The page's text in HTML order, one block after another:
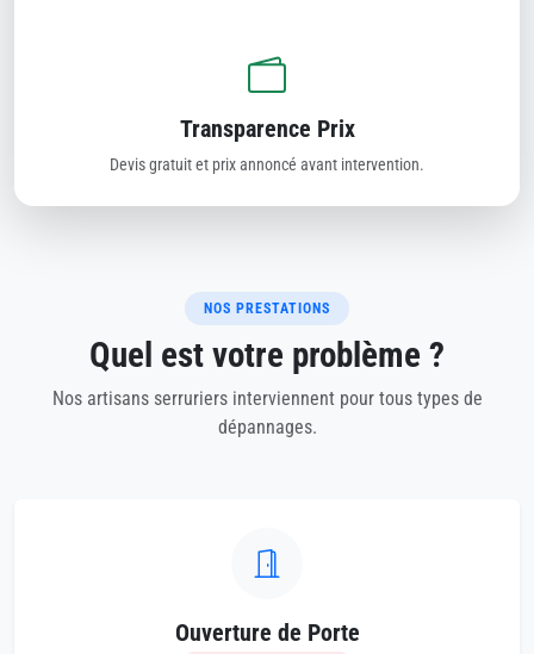
Transparence Prix
Devis gratuit et prix annoncé avant intervention.
NOS PRESTATIONS
Quel est votre problème ?
Nos artisans serruriers interviennent pour tous types de
dépannages.
Ouverture de Porte